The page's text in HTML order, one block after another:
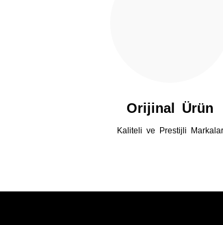
Orijinal Ürün
Kaliteli ve Prestijli Markalar